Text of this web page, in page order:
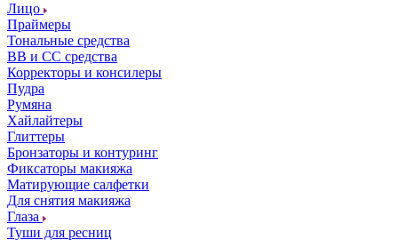
Лицо
Праймеры
Тональные средства
ВВ и СС средства
Корректоры и консилеры
Пудра
Румяна
Хайлайтеры
Глиттеры
Бронзаторы и контуринг
Фиксаторы макияжа
Матирующие салфетки
Для снятия макияжа
Глаза
Туши для ресниц